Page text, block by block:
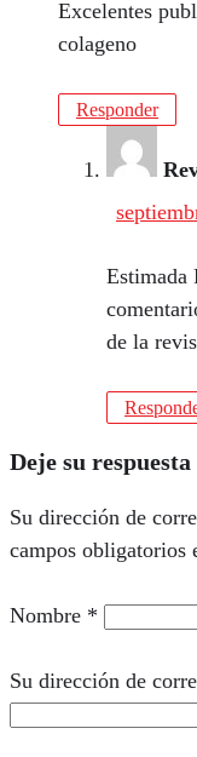
Excelentes
colageno
Responder
Estimada
de la
Deje su respuesta
Su dirección de
campos obligatorios
Nombre *
Su dirección de